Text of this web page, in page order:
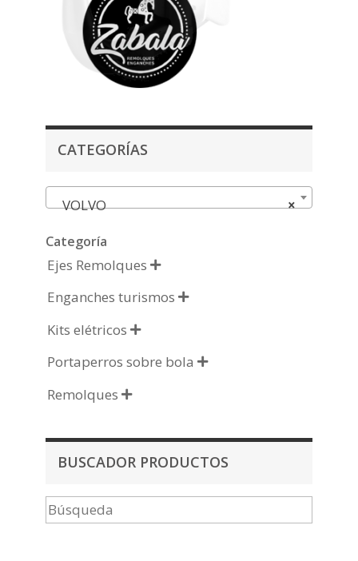
CATEGORÍAS
×
VOLVO
Categoría
Ejes Remolques 
Enganches turismos 
Kits elétricos 
Portaperros sobre bola 
Remolques 
BUSCADOR PRODUCTOS